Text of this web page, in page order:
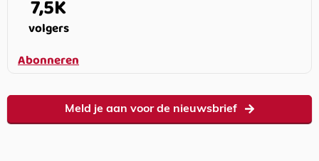
7,5K
volgers
Abonneren
Meld je aan voor de nieuwsbrief